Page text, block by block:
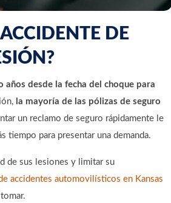
DE
años desde la fecha del choque para
la mayoría de las pólizas de seguro
un reclamo de seguro rápidamente le
tiempo para presentar una demanda.
de sus lesiones y limitar su
accidentes automovilísticos en Kansas